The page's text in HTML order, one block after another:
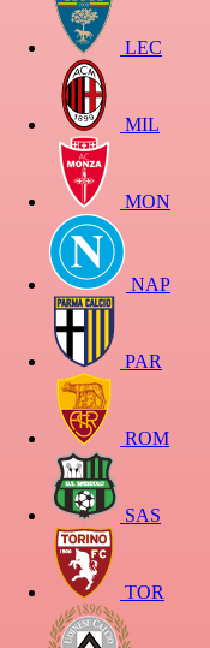
LEC
MIL
MON
NAP
PAR
ROM
SAS
TOR